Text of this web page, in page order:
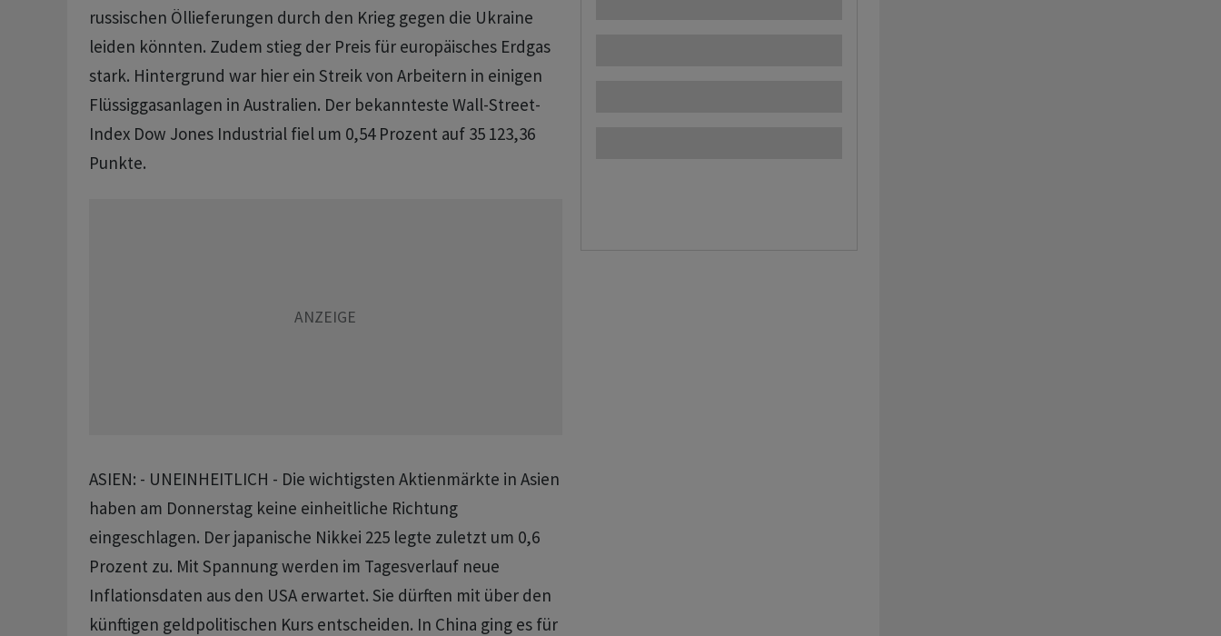
russischen Öllieferungen durch den Krieg gegen die Ukraine
leiden könnten. Zudem stieg der Preis für europäisches Erdgas
stark. Hintergrund war hier ein Streik von Arbeitern in einigen
Flüssiggasanlagen in Australien. Der bekannteste Wall-Street-
Index Dow Jones Industrial fiel um 0,54 Prozent auf 35 123,36
Punkte.
ASIEN: - UNEINHEITLICH - Die wichtigsten Aktienmärkte in Asien
haben am Donnerstag keine einheitliche Richtung
eingeschlagen. Der japanische Nikkei 225 legte zuletzt um 0,6
Prozent zu. Mit Spannung werden im Tagesverlauf neue
Inflationsdaten aus den USA erwartet. Sie dürften mit über den
künftigen geldpolitischen Kurs entscheiden. In China ging es für